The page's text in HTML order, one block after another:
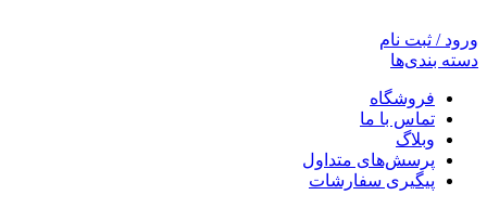
ورود / ثبت نام
دسته بندی‌ها
فروشگاه
تماس با ما
وبلاگ
پرسش‌های متداول
پیگیری سفارشات